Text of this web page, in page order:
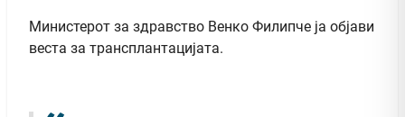
Министерот за здравство Венко Филипче ја објави
веста за трансплантацијата.